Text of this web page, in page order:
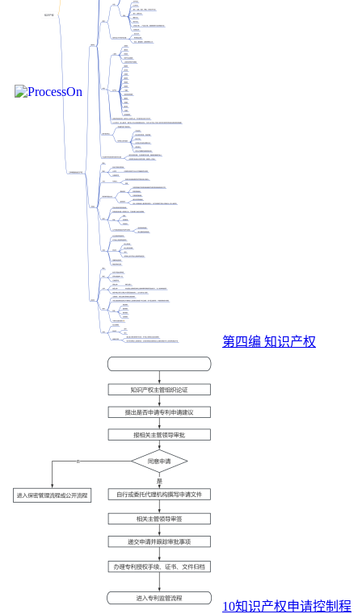
第四编 知识产权
10知识产权申请控制程